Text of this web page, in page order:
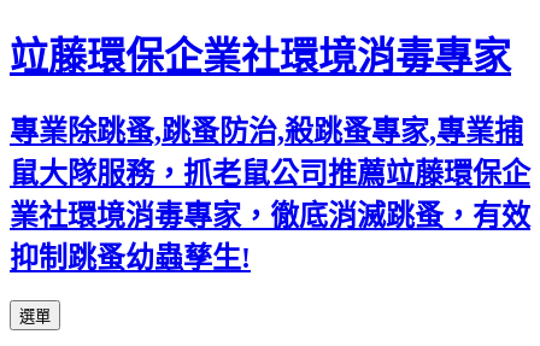
竝藤環保企業社環境消毒專家
專業除跳蚤,跳蚤防治,殺跳蚤專家,專業捕
鼠大隊服務，抓老鼠公司推薦竝藤環保企
業社環境消毒專家，徹底消滅跳蚤，有效
抑制跳蚤幼蟲孳生!
選單